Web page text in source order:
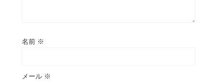
名前 ※
メール ※